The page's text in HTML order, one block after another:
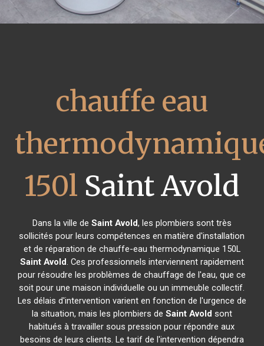
chauffe eau
150l Saint Avold
Dans la ville de Saint Avold, les plombiers sont très
sollicités pour leurs compétences en matière d'installation
et de réparation de chauffe-eau thermodynamique 150L
Saint Avold. Ces professionnels interviennent rapidement
pour résoudre les problèmes de chauffage de l'eau, que ce
soit pour une maison individuelle ou un immeuble collectif.
Les délais d'intervention varient en fonction de l'urgence de
la situation, mais les plombiers de Saint Avold sont
habitués à travailler sous pression pour répondre aux
besoins de leurs clients. Le tarif de l'intervention dépendra